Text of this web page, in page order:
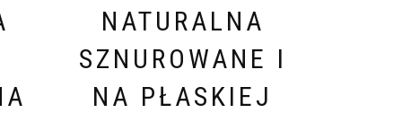
NATURALNA
SZNUROWANE I
NA PŁASKIEJ